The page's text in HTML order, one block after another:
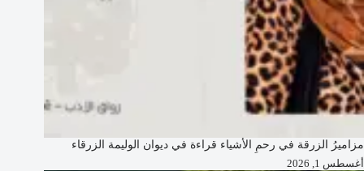
مزاميرُ الزرقة في رحمِ الأشياء قراءة في ديوان الوليمة الزرقاء
أغسطس 1, 2026